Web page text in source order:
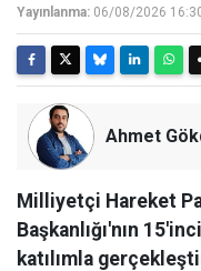
Yayınlanma: 06/08/2026
Ahmet
Milliyetçi Hareket
Başkanlığı'nın
katılımla